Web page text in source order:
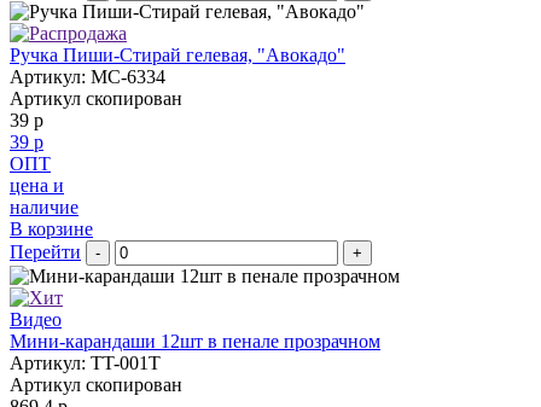
Ручка Пиши-Стирай гелевая, "Авокадо"
Артикул: MC-6334
Артикул скопирован
39 р
39 р
ОПТ
цена и
наличие
В корзине
Перейти
- +
Видео
Мини-карандаши 12шт в пенале прозрачном
Артикул: TT-001T
Артикул скопирован